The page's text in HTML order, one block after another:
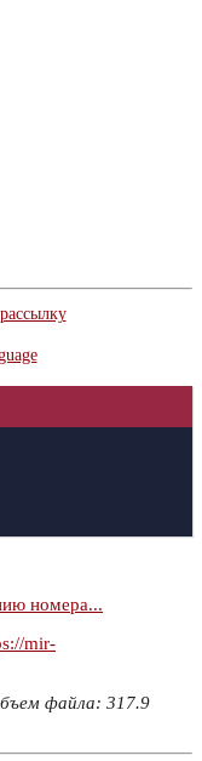
номера...
mir-
файла: 317.9